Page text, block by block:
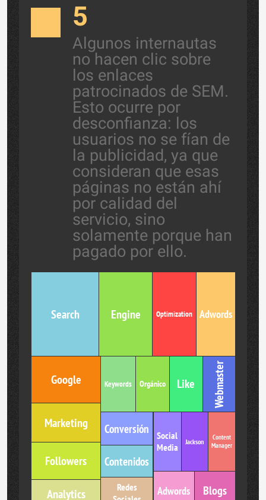
5
Algunos internautas
no hacen clic sobre
los enlaces
patrocinados de SEM.
Esto ocurre por
desconfianza: los
usuarios no se fían de
la publicidad, ya que
consideran que esas
páginas no están ahí
por calidad del
servicio, sino
solamente porque han
pagado por ello.
Search Engine
Google Keywords
Optimization
Marketing
Orgánico
Conversión
Like
Adwords
Followers
Social
Media
Contenidos
Webmaster
Jackson
Analytics
Redes
Content
Manager
Adwords Blogs